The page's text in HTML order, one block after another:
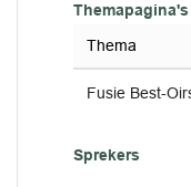
Themapagina's
Thema
Fusie Best-
Sprekers